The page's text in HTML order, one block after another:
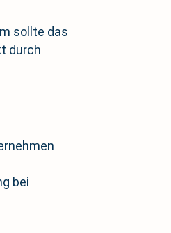
sollte das
durch
bei